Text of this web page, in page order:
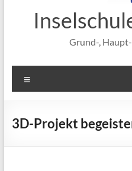
Grund-,
3D-Projekt